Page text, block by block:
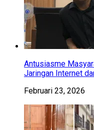
Antusiasme
Jaringan Internet
Februari 23, 2026